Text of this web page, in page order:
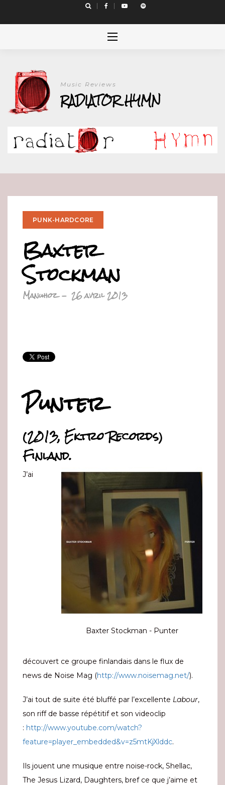
Music Reviews
RADIATOR HYMN
PUNK-HARDCORE
Baxter
Stockman
Manuhoz- 26 avril 2013
Punter
(2013, Ektro Records)
Finland.
Baxter Stockman - Punter
J’ai
découvert ce groupe finlandais dans le flux de
news de Noise Mag (http://www.noisemag.net/).
J’ai tout de suite été bluffé par l’excellente Labour,
son riff de basse répétitif et son videoclip
: http://www.youtube.com/watch?
feature=player_embedded&v=z5mtKjXlddc.
Ils jouent une musique entre noise-rock, Shellac,
The Jesus Lizard, Daughters, bref ce que j’aime et